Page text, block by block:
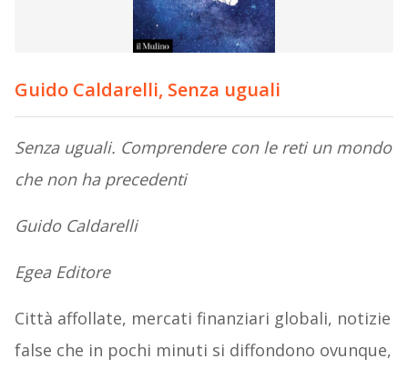
Guido Caldarelli, Senza uguali
Senza uguali. Comprendere con le reti un mondo
che non ha precedenti
Guido Caldarelli
Egea Editore
Città affollate, mercati finanziari globali, notizie
false che in pochi minuti si diffondono ovunque,